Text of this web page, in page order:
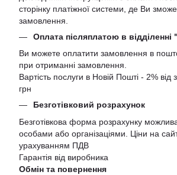
сторінку платіжної системи, де Ви
замовлення.
Оплата післяплатою в
Ви можете оплатити замовлення в
при отриманні замовлення.
Вартість послуги в Новій Пошті - 2%
грн
Безготівковий розрахунок
Безготівкова форма розрахунку
особами або організаціями. Ціни на
урахуванням ПДВ
Гарантія від виробника
Обмін та повернення